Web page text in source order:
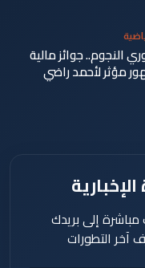
النجوم.. جوائز مالية
مؤثر لأحمد راضي
مباشرة إلى بريدك
آخر التطورات